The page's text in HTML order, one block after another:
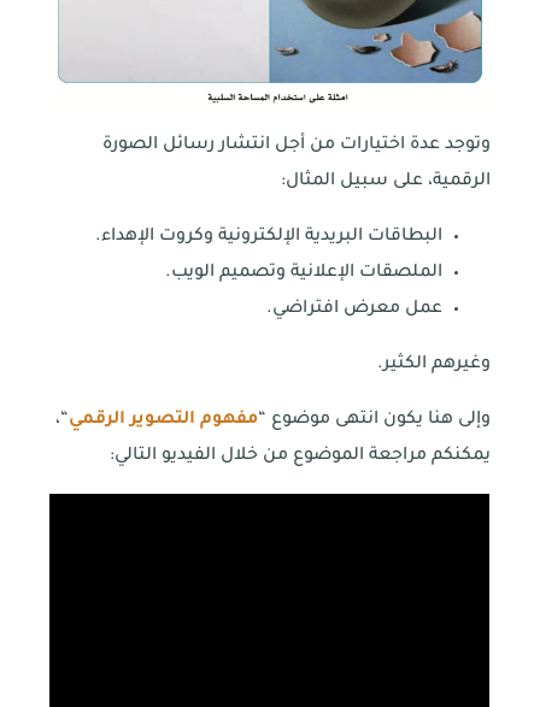
وتوجد عدة اختيارات من أجل انتشار رسائل الصورة
الرقمية، على سبيل المثال:
البطاقات البريدية الإلكترونية وكروت الإهداء.
الملصقات الإعلانية وتصميم الويب.
عمل معرض افتراضي.
وغيرهم الكثير.
وإلى هنا يكون انتهى موضوع “مفهوم التصوير الرقمي“،
يمكنكم مراجعة الموضوع من خلال الفيديو التالي: